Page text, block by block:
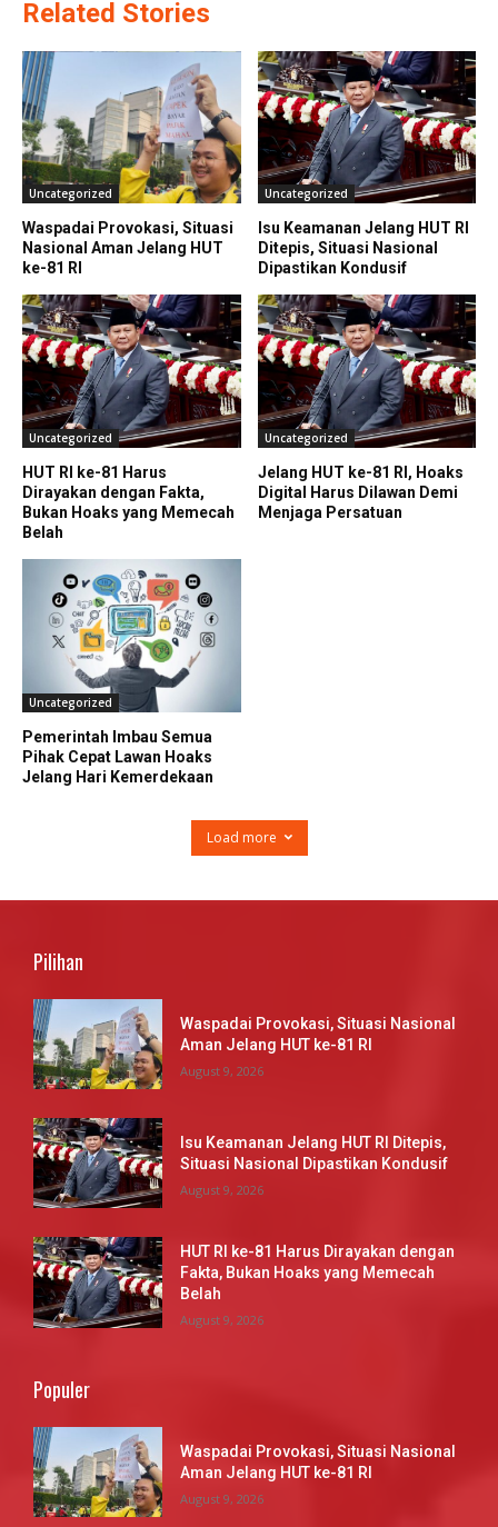
Related Stories
Uncategorized
Waspadai Provokasi, Situasi
Nasional Aman Jelang HUT
ke-81 RI
Uncategorized
Isu Keamanan Jelang HUT RI
Ditepis, Situasi Nasional
Dipastikan Kondusif
Uncategorized
HUT RI ke-81 Harus
Dirayakan dengan Fakta,
Bukan Hoaks yang Memecah
Belah
Uncategorized
Jelang HUT ke-81 RI, Hoaks
Digital Harus Dilawan Demi
Menjaga Persatuan
Uncategorized
Pemerintah Imbau Semua
Pihak Cepat Lawan Hoaks
Jelang Hari Kemerdekaan
Load more
Pilihan
Waspadai Provokasi, Situasi Nasional
Aman Jelang HUT ke-81 RI
August 9, 2026
Isu Keamanan Jelang HUT RI Ditepis,
Situasi Nasional Dipastikan Kondusif
August 9, 2026
HUT RI ke-81 Harus Dirayakan dengan
Fakta, Bukan Hoaks yang Memecah
Belah
August 9, 2026
Populer
Waspadai Provokasi, Situasi Nasional
Aman Jelang HUT ke-81 RI
August 9, 2026